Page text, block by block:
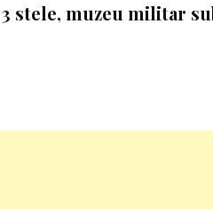
stele, muzeu militar